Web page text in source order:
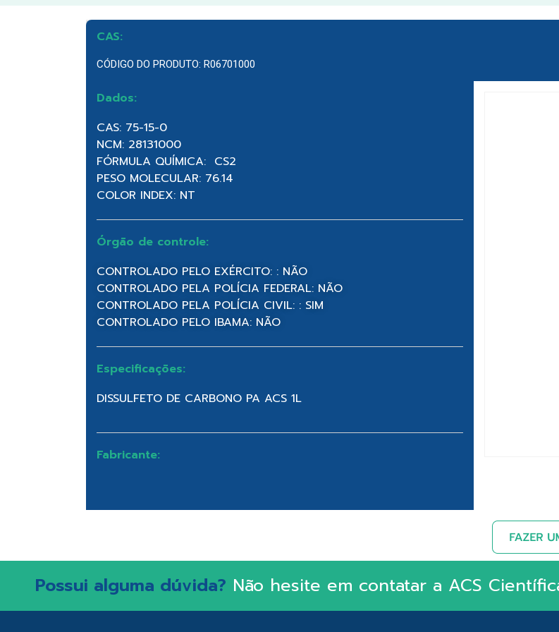
CAS:
CÓDIGO DO PRODUTO: R06701000
Dados:
CAS: 75-15-0
NCM: 28131000
FÓRMULA QUÍMICA: CS2
PESO MOLECULAR: 76.14
COLOR INDEX: NT
Órgão de controle:
CONTROLADO PELO EXÉRCITO: : NÃO
CONTROLADO PELA POLÍCIA FEDERAL: NÃO
CONTROLADO PELA POLÍCIA CIVIL: : SIM
CONTROLADO PELO IBAMA: NÃO
Especificações:
DISSULFETO DE CARBONO PA ACS 1L
Fabricante:
Possui alguma dúvida? Não hesite em contatar a ACS